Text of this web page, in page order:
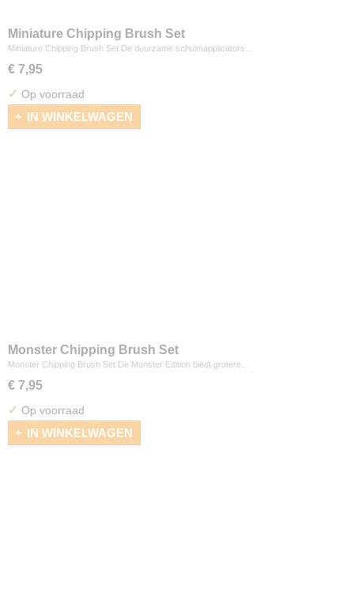
Miniature Chipping Brush Set
Miniature Chipping Brush Set De duurzame schuimapplicators…
€ 7,95
✓ Op voorraad
IN WINKELWAGEN
Monster Chipping Brush Set
Monster Chipping Brush Set De Monster Edition biedt grotere…
€ 7,95
✓ Op voorraad
IN WINKELWAGEN